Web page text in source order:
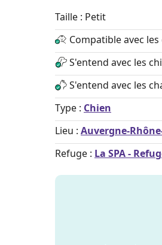
Taille : Petit
Compatible avec
S'entend avec les
S'entend avec les
Type : Chien
Lieu : Auvergne-
Refuge : La SPA -